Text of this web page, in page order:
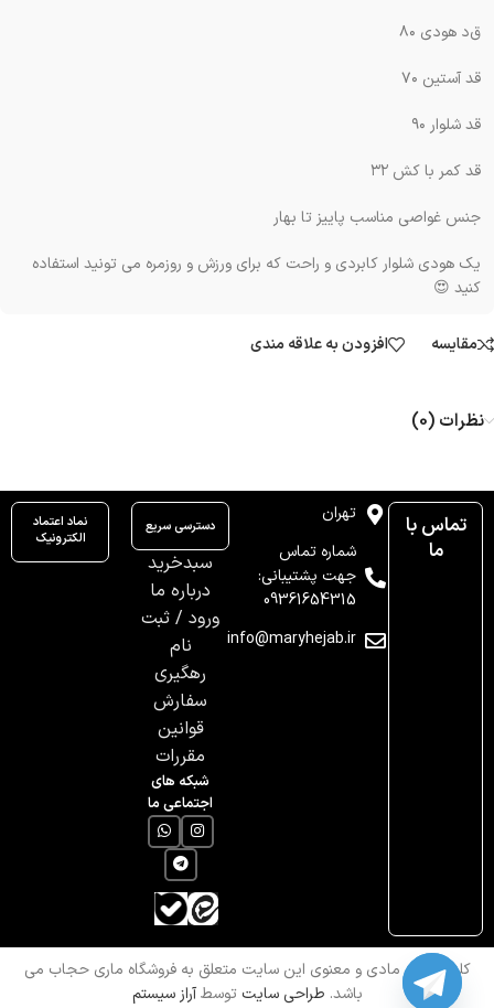
ق‌د هودی ۸۰
قد آستین ۷۰
قد شلوار ۹۰
قد کمر با کش ۳۲
جنس غواصی مناسب پاییز تا بهار
یک هودی شلوار کابردی و راحت که برای ورزش و روزمره می تونید استفاده
کنید 😍
مقایسه افزودن به علاقه مندی
نظرات (0)
تماس با
ما
تهران
شماره تماس
جهت پشتیبانی:
09361654315
info@maryhejab.ir
دسترسی سریع
سبدخرید
درباره ما
ورود / ثبت
نام
رهگیری
سفارش
قوانین
مقررات
شبکه های
اجتماعی ما
نماد اعتماد
الکترونیک
کلیه حقوق مادی و معنوی این سایت متعلق به فروشگاه ماری حجاب می
باشد. طراحی سایت توسطآراز سیستم